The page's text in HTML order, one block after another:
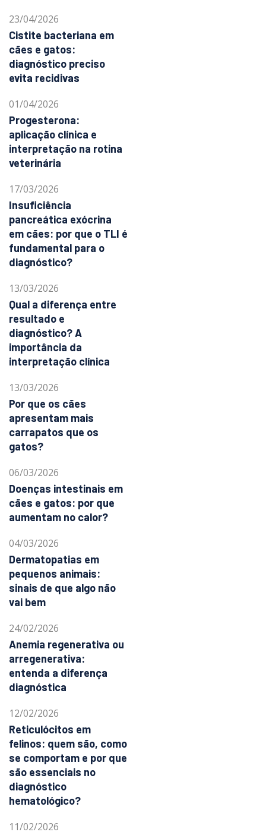
23/04/2026
Cistite bacteriana em
cães e gatos:
diagnóstico preciso
evita recidivas
01/04/2026
Progesterona:
aplicação clínica e
interpretação na rotina
veterinária
17/03/2026
Insuficiência
pancreática exócrina
em cães: por que o TLI é
fundamental para o
diagnóstico?
13/03/2026
Qual a diferença entre
resultado e
diagnóstico? A
importância da
interpretação clínica
13/03/2026
Por que os cães
apresentam mais
carrapatos que os
gatos?
06/03/2026
Doenças intestinais em
cães e gatos: por que
aumentam no calor?
04/03/2026
Dermatopatias em
pequenos animais:
sinais de que algo não
vai bem
24/02/2026
Anemia regenerativa ou
arregenerativa:
entenda a diferença
diagnóstica
12/02/2026
Reticulócitos em
felinos: quem são, como
se comportam e por que
são essenciais no
diagnóstico
hematológico?
11/02/2026